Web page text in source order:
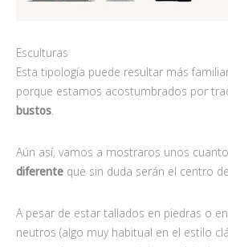
Esculturas
Esta tipología puede resultar más
porque estamos acostumbrados por
bustos.
Aún así, vamos a mostraros unos
diferente que sin duda serán el centro
A pesar de estar tallados en piedras o
neutros (algo muy habitual en el estilo